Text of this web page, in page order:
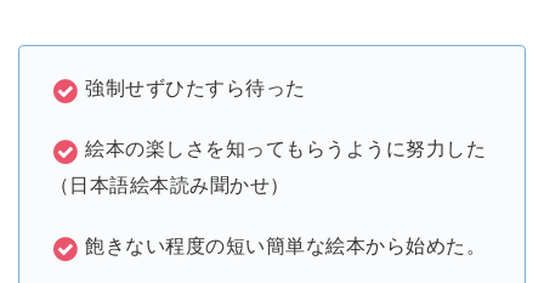
強制せずひたすら待った
絵本の楽しさを知ってもらうように努力した
（日本語絵本読み聞かせ）
飽きない程度の短い簡単な絵本から始めた。